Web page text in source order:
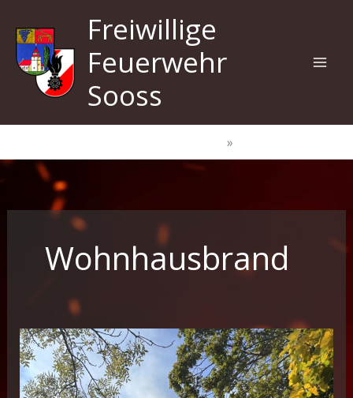
Inhalt
springen
Freiwillige
Feuerwehr
Sooss
Wohnhausbrand